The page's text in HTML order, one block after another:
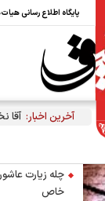
پایگاه اطلاع رسانی
آخرین اخبار: آقا
خاص